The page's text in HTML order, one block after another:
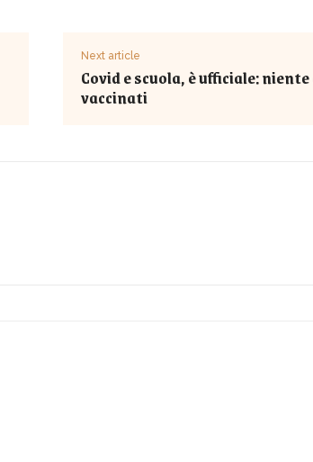
Next article
Covid e scuola, è ufficiale:
vaccinati